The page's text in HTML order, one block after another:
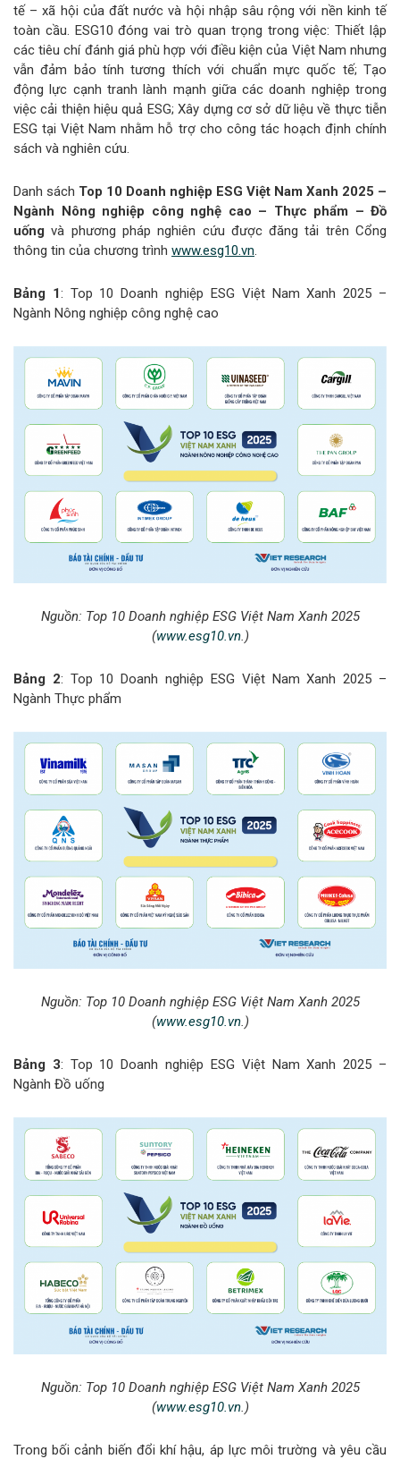
tế – xã hội của đất nước và hội nhập sâu rộng với nền kinh tế
toàn cầu. ESG10 đóng vai trò quan trọng trong việc: Thiết lập
các tiêu chí đánh giá phù hợp với điều kiện của Việt Nam nhưng
vẫn đảm bảo tính tương thích với chuẩn mực quốc tế; Tạo
động lực cạnh tranh lành mạnh giữa các doanh nghiệp trong
việc cải thiện hiệu quả ESG; Xây dựng cơ sở dữ liệu về thực tiễn
ESG tại Việt Nam nhằm hỗ trợ cho công tác hoạch định chính
sách và nghiên cứu.
Danh sách Top 10 Doanh nghiệp ESG Việt Nam Xanh 2025 –
Ngành Nông nghiệp công nghệ cao – Thực phẩm – Đồ
uống và phương pháp nghiên cứu được đăng tải trên Cổng
thông tin của chương trình www.esg10.vn.
Bảng 1: Top 10 Doanh nghiệp ESG Việt Nam Xanh 2025 –
Ngành Nông nghiệp công nghệ cao
Nguồn: Top 10 Doanh nghiệp ESG Việt Nam Xanh 2025
(www.esg10.vn.)
Bảng 2: Top 10 Doanh nghiệp ESG Việt Nam Xanh 2025 –
Ngành Thực phẩm
Nguồn: Top 10 Doanh nghiệp ESG Việt Nam Xanh 2025
(www.esg10.vn.)
Bảng 3: Top 10 Doanh nghiệp ESG Việt Nam Xanh 2025 –
Ngành Đồ uống
Nguồn: Top 10 Doanh nghiệp ESG Việt Nam Xanh 2025
(www.esg10.vn.)
Trong bối cảnh biến đổi khí hậu, áp lực môi trường và yêu cầu